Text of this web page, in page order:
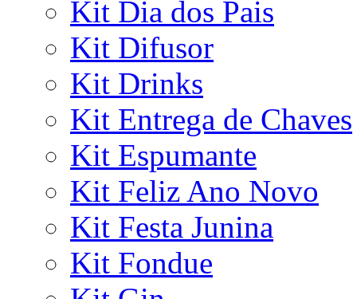
Kit Dia dos Pais
Kit Difusor
Kit Drinks
Kit Entrega de Chaves
Kit Espumante
Kit Feliz Ano Novo
Kit Festa Junina
Kit Fondue